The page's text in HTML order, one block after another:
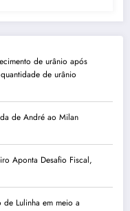
de urânio após
de urânio
de André ao Milan
Aponta Desafio Fiscal,
Lulinha em meio a